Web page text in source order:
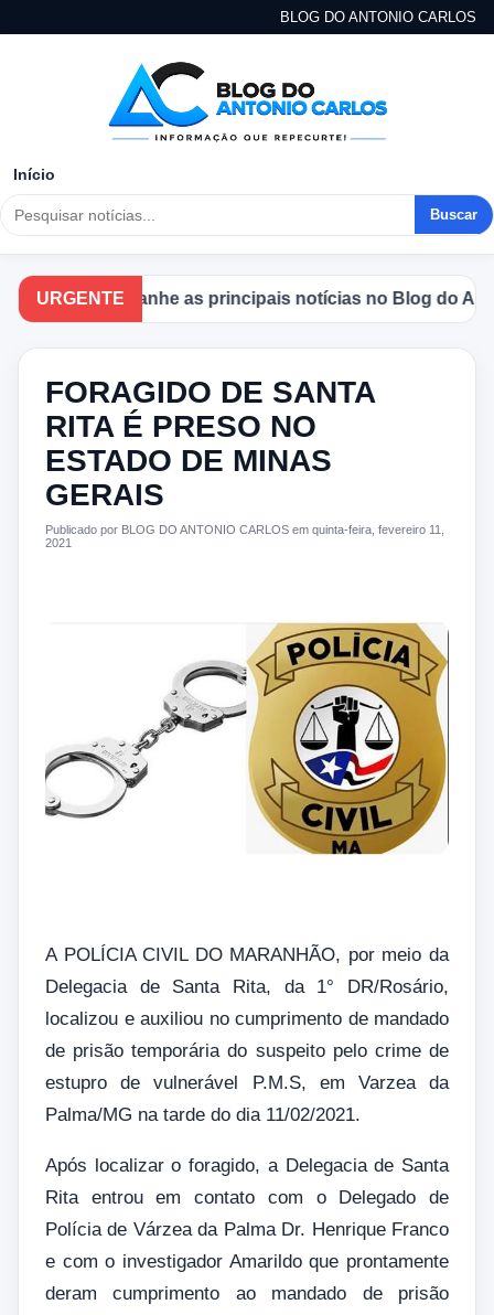
BLOG DO ANTONIO CARLOS
Início
Buscar
URGENTE
Acompanhe as principais notícias no Blog do
FORAGIDO DE SANTA
RITA É PRESO NO
ESTADO DE MINAS
GERAIS
Publicado por BLOG DO ANTONIO CARLOS em quinta-feira, fevereiro 11,
2021
A POLÍCIA CIVIL DO MARANHÃO, por meio da
Delegacia de Santa Rita, da 1° DR/Rosário,
localizou e auxiliou no cumprimento de mandado
de prisão temporária do suspeito pelo crime de
estupro de vulnerável P.M.S, em Varzea da
Palma/MG na tarde do dia 11/02/2021.
Após localizar o foragido, a Delegacia de Santa
Rita entrou em contato com o Delegado de
Polícia de Várzea da Palma Dr. Henrique Franco
e com o investigador Amarildo que prontamente
deram cumprimento ao mandado de prisão